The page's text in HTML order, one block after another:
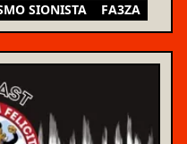
SIONISTA FA3ZA